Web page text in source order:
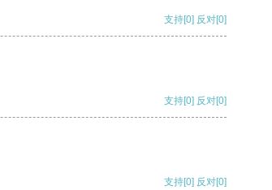
支持[0] 反对[0]
支持[0] 反对[0]
支持[0] 反对[0]